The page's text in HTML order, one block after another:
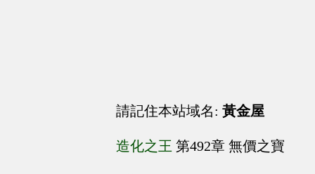
請記住本站域名: 黃金屋
造化之王 第492章 無價之寶